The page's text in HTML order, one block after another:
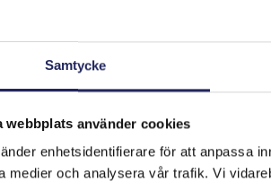
Samtycke
webbplats använder cookies
enhetsidentifierare för att anpassa
medier och analysera vår trafik. Vi
tiimiin